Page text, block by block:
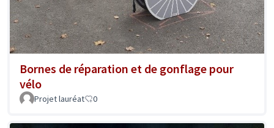
Bornes de réparation et de gonflage pour
vélo
Projet lauréat 0